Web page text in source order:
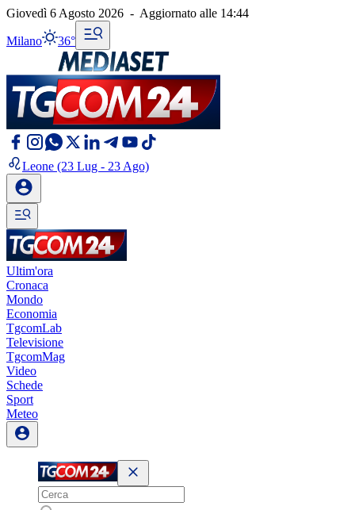
Giovedì 6 Agosto 2026 - Aggiornato alle 14:44
Milano 36°
Leone (23 Lug - 23 Ago)
Ultim'ora
Cronaca
Mondo
Economia
TgcomLab
Televisione
TgcomMag
Video
Schede
Sport
Meteo